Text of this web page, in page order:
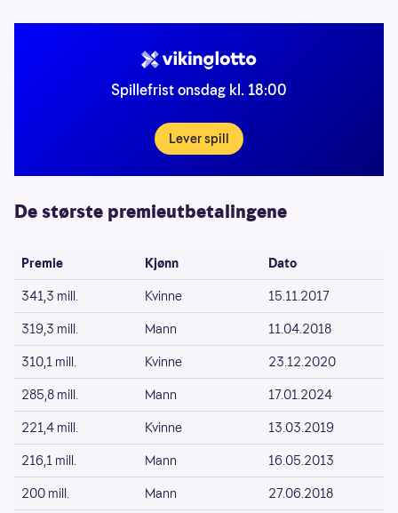
Spillefrist onsdag kl. 18:00
Lever spill
De største premieutbetalingene
Premie Kjønn
Dato
341,3 mill.
Kvinne
15.11.2017
319,3 mill.
Mann
11.04.2018
310,1 mill.
Kvinne
23.12.2020
285,8 mill.
Mann
17.01.2024
221,4 mill.
Kvinne
13.03.2019
216,1 mill.
Mann
16.05.2013
200 mill.
Mann
27.06.2018